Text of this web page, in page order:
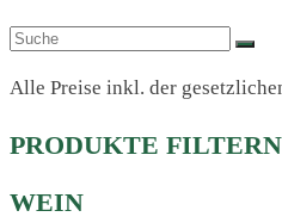
Alle Preise inkl. der
PRODUKTE FILTERN
WEIN